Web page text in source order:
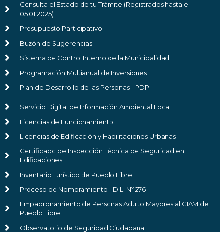
Consulta el Estado de tu Trámite (Registrados hasta el
05.01.2025)
Presupuesto Participativo
Buzón de Sugerencias
Sistema de Control Interno de la Municipalidad
Programación Multianual de Inversiones
Plan de Desarrollo de las Personas - PDP
Servicio Digital de Información Ambiental Local
Licencias de Funcionamiento
Licencias de Edificación y Habilitaciones Urbanas
Certificado de Inspección Técnica de Seguridad en
Edificaciones
Inventario Turístico de Pueblo Libre
Proceso de Nombramiento - D.L. Nº 276
Empadronamiento de Personas Adulto Mayores al CIAM de
Pueblo Libre
Observatorio de Seguridad Ciudadana